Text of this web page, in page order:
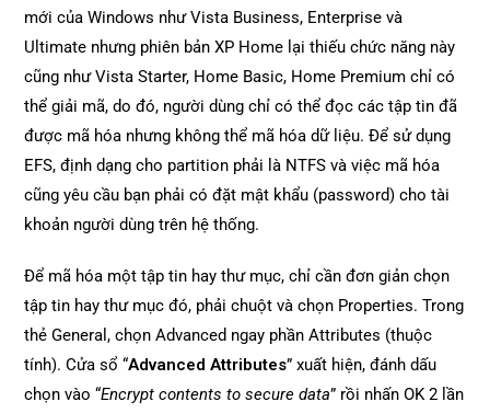
mới của Windows như Vista Business, Enterprise và
Ultimate nhưng phiên bản XP Home lại thiếu chức năng này
cũng như Vista Starter, Home Basic, Home Premium chỉ có
thể giải mã, do đó, người dùng chỉ có thể đọc các tập tin đã
được mã hóa nhưng không thể mã hóa dữ liệu. Để sử dụng
EFS, định dạng cho partition phải là NTFS và việc mã hóa
cũng yêu cầu bạn phải có đặt mật khẩu (password) cho tài
khoản người dùng trên hệ thống.
Để mã hóa một tập tin hay thư mục, chỉ cần đơn giản chọn
tập tin hay thư mục đó, phải chuột và chọn Properties. Trong
thẻ General, chọn Advanced ngay phần Attributes (thuộc
tính). Cửa sổ “Advanced Attributes” xuất hiện, đánh dấu
chọn vào “Encrypt contents to secure data” rồi nhấn OK 2 lần